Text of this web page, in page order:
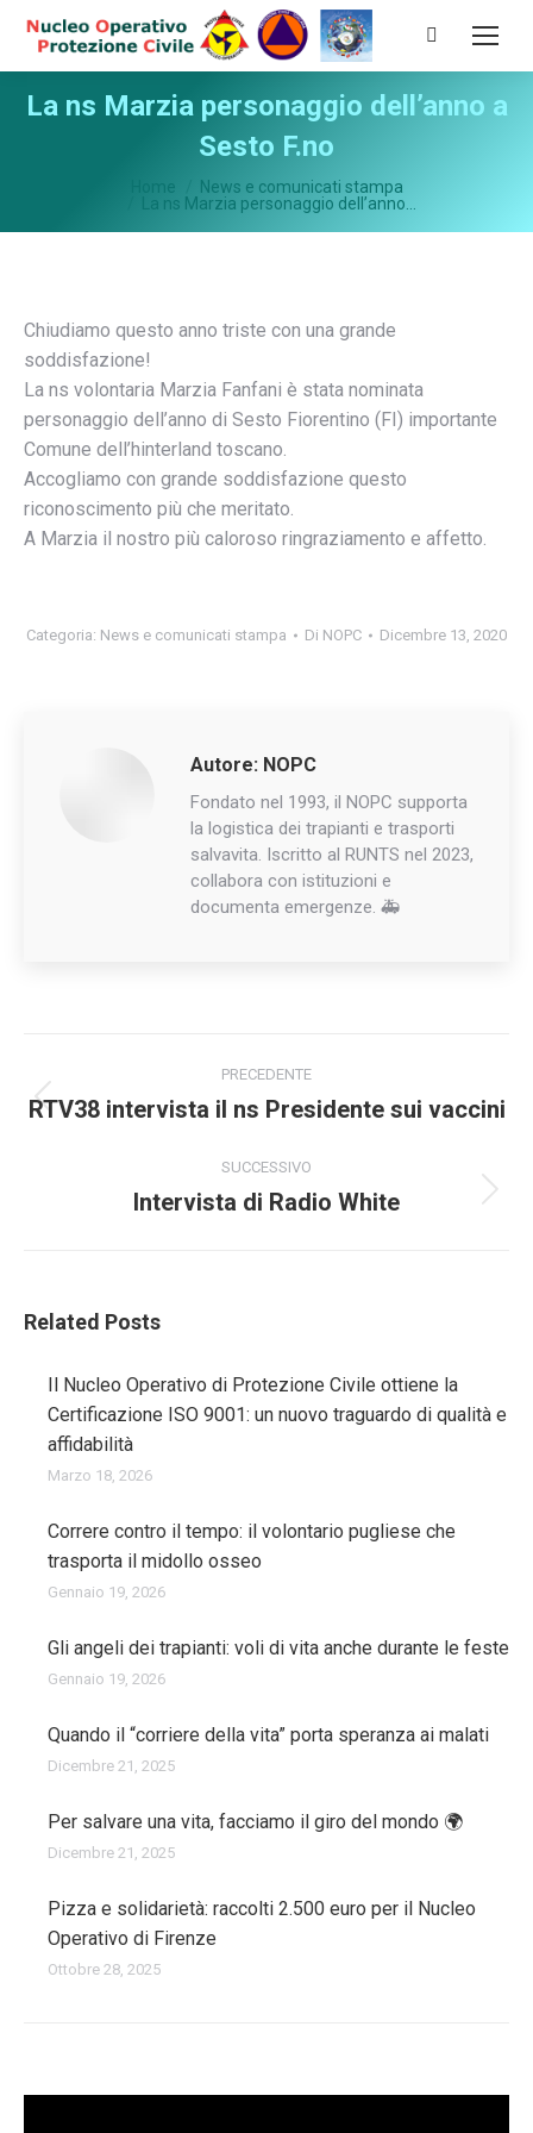
Cerca:
La ns Marzia personaggio dell’anno a
Sesto F.no
Home
News e comunicati stampa
La ns Marzia personaggio dell’anno…
Chiudiamo questo anno triste con una grande
soddisfazione!
La ns volontaria Marzia Fanfani è stata nominata
personaggio dell’anno di Sesto Fiorentino (FI) importante
Comune dell’hinterland toscano.
Accogliamo con grande soddisfazione questo
riconoscimento più che meritato.
A Marzia il nostro più caloroso ringraziamento e affetto.
Categoria: News e comunicati stampa Di NOPC Dicembre 13, 2020
Autore: NOPC
Fondato nel 1993, il NOPC supporta
la logistica dei trapianti e trasporti
salvavita. Iscritto al RUNTS nel 2023,
collabora con istituzioni e
documenta emergenze. 🚑
tra
PRECEDENTE
Post
RTV38 intervista il ns Presidente sui vaccini
SUCCESSIVO
Prossimo
Intervista di Radio White
Related Posts
Il Nucleo Operativo di Protezione Civile ottiene la
Certificazione ISO 9001: un nuovo traguardo di qualità e
affidabilità
Marzo 18, 2026
Correre contro il tempo: il volontario pugliese che
trasporta il midollo osseo
Gennaio 19, 2026
Gli angeli dei trapianti: voli di vita anche durante le feste
Gennaio 19, 2026
Quando il “corriere della vita” porta speranza ai malati
Dicembre 21, 2025
Per salvare una vita, facciamo il giro del mondo 🌍
Dicembre 21, 2025
Pizza e solidarietà: raccolti 2.500 euro per il Nucleo
Operativo di Firenze
Ottobre 28, 2025